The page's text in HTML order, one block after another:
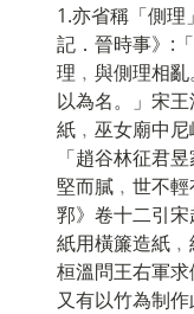
1.亦省稱「側理
記．晉時事》:
理﹐與側理相
以為名。」宋
紙﹐巫女廟中
「趙谷林征君
堅而膩﹐世不
郛》卷十二引
紙用橫簾造紙﹐
桓溫問王右軍求
又有以竹為制